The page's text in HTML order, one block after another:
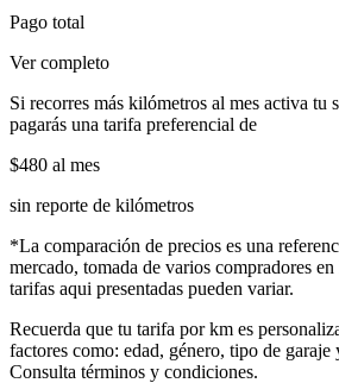
Pago total
Ver completo
Si recorres más kilómetros al mes activa tu
pagarás una tarifa preferencial de
$480 al mes
sin reporte de kilómetros
*La comparación de precios es una
mercado, tomada de varios compradores
tarifas aqui presentadas pueden variar.
Recuerda que tu tarifa por km es
factores como: edad, género, tipo de garaje
Consulta términos y condiciones.